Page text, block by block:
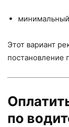
Этот вариант
постановление
по